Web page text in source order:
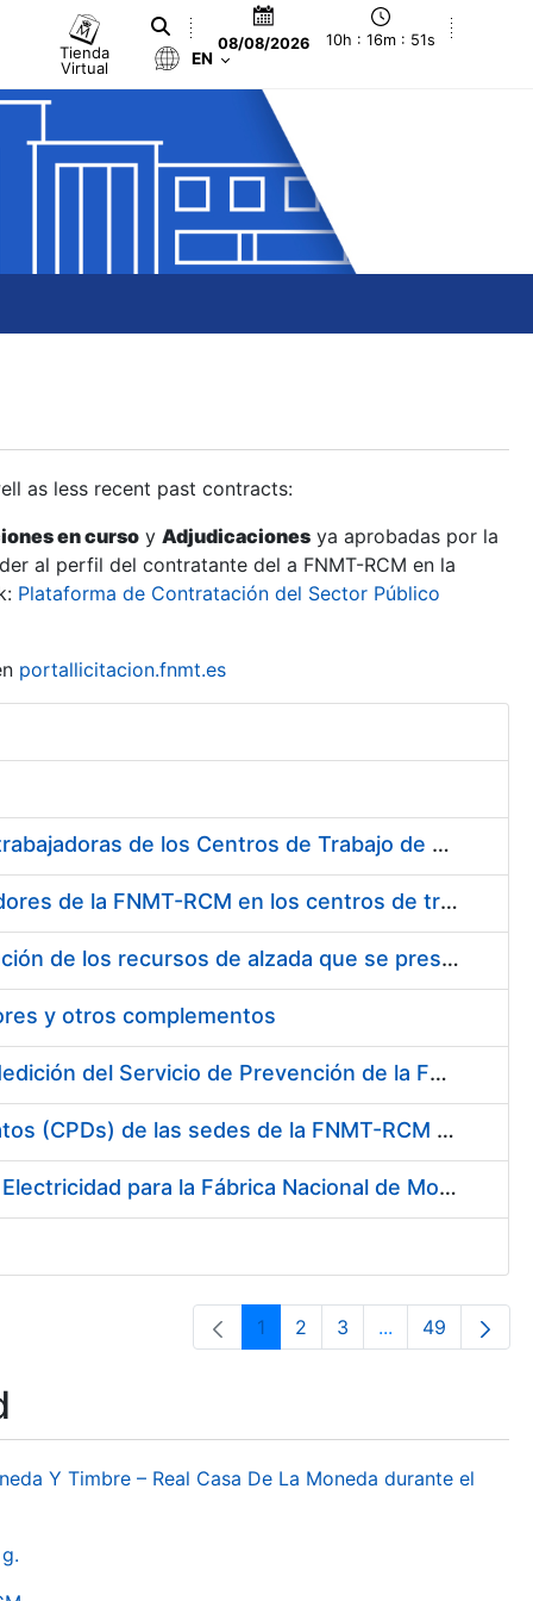
Tienda
Virtual
08/08/2026 10h : 16m : 52s
EN
as less recent past contracts:
en curso y Adjudicaciones ya aprobadas por la
al perfil del contratante del a FNMT-RCM en la
Plataforma de Contratación del Sector Público
portallicitacion.fnmt.es
Suministro de Protectores Auditivos a medida para las personas trabajadoras de los Centros de Trabajo de Madrid y Burgos
Suministro de gafas graduadas antiproyecciones para los trabajadores de la FNMT-RCM en los centros de trabajo de Madrid y Burgos
Servicios de una empresa externa para el asesoramiento y resolución de los recursos de alzada que se presentan relacionados con procesos de selección para la FNMT-RCM
y otros complementos
Servicio de Calibración y Verificación Externa de los Equipos de Medición del Servicio de Prevención de la FNMT-RCM
Conexión mediante Fibra Óptica de los Centros de Proceso de Datos (CPDs) de las sedes de la FNMT-RCM de Burgos y Madrid
Contratación de acuerdo marco para el Suministro de Material de Electricidad para la Fábrica Nacional de Moneda y Timbre-Real Casa de la Moneda en su centro de trabajo de Burgos
Page
1 Page
2 Page
3 ...Intermediate
Page
49
Y Timbre – Real Casa De La Moneda durante el